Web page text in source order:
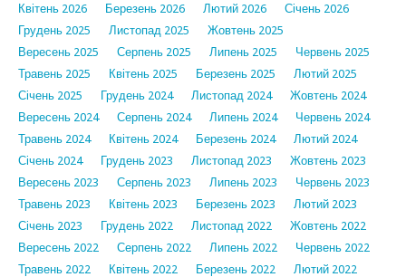
Квітень 2026 Березень 2026 Лютий 2026
Січень 2026
Грудень 2025
Листопад 2025
Жовтень 2025
Вересень 2025
Серпень 2025 Липень 2025
Червень 2025
Травень 2025
Квітень 2025 Березень 2025
Лютий 2025
Січень 2025
Грудень 2024 Листопад 2024
Жовтень 2024
Вересень 2024
Серпень 2024 Липень 2024
Червень 2024
Травень 2024
Квітень 2024 Березень 2024
Лютий 2024
Січень 2024
Грудень 2023 Листопад 2023
Жовтень 2023
Вересень 2023
Серпень 2023 Липень 2023
Червень 2023
Травень 2023
Квітень 2023 Березень 2023
Лютий 2023
Січень 2023
Грудень 2022 Листопад 2022
Жовтень 2022
Вересень 2022
Серпень 2022 Липень 2022
Червень 2022
Травень 2022
Квітень 2022 Березень 2022
Лютий 2022